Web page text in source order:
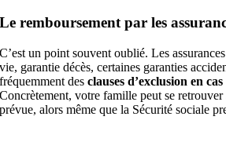
Le remboursement par les
C’est un point souvent oublié. Les
vie, garantie décès, certaines garanties
fréquemment desclauses d’exclusion en
Concrètement, votre famille peut se retrouver
prévue, alors même que la Sécurité sociale